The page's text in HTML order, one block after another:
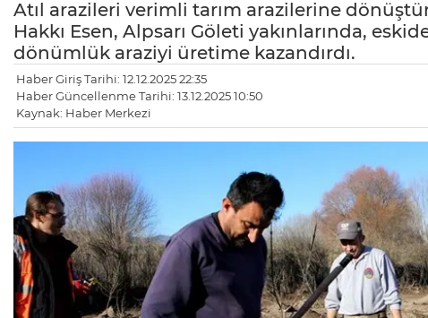
Atıl arazileri verimli tarım arazilerine
Hakkı Esen, Alpsarı Göleti yakınlarında,
dönümlük araziyi üretime kazandırdı.
Haber Giriş Tarihi: 12.12.2025 22:35
Haber Güncellenme Tarihi: 13.12.2025 10:50
Kaynak: Haber Merkezi